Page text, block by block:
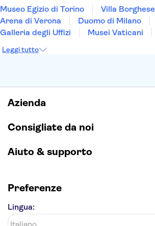
Museo Egizio di Torino
Villa Borghese
Arena di Verona
Duomo di Milano
Galleria degli Uffizi
Musei Vaticani
Reggia di Caserta
Leggi tutto
Azienda
Consigliate da noi
Aiuto & supporto
Preferenze
Lingua: